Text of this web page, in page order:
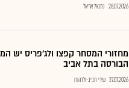
28.07.2026 נתנאל אריאל
מחזורי המסחר קפצו ולג'פריס יש
הבורסה בתל אביב
27.07.2026 שירי חביב-ולדהורן